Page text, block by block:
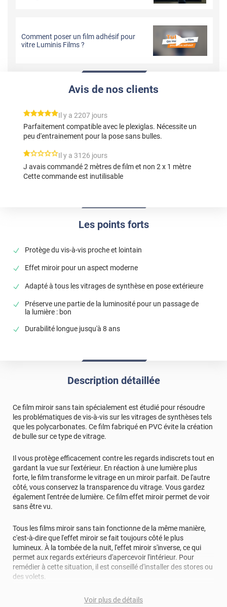
Comment poser un film adhésif pour
vitre Luminis Films ?
Les points forts
Protège du vis-à-vis proche et lointain
Effet miroir pour un aspect moderne
Adapté à tous les vitrages de synthèse en pose extérieure
Préserve une partie de la luminosité pour un passage de
la lumière : bon
Durabilité longue jusqu'à 8 ans
Avis de nos clients
*****
Il y a 2207 jours
Parfaitement compatible avec le plexiglas. Nécessite un
peu d'entrainement pour la pose sans bulles.
*****
Il y a 3126 jours
J avais commandé 2 mètres de film et non 2 x 1 mètre
Cette commande est inutilisable
Description détaillée
Ce film miroir sans tain spécialement est étudié pour résoudre
les problématiques de vis-à-vis sur les vitrages de synthèses tels
que les polycarbonates. Ce film fabriqué en PVC évite la création
de bulle sur ce type de vitrage.
Il vous protège efficacement contre les regards indiscrets tout en
gardant la vue sur l'extérieur. En réaction à une lumière plus
forte, le film transforme le vitrage en un miroir parfait. De l'autre
côté, vous conservez la transparence du vitrage. Vous gardez
également l'entrée de lumière. Ce film effet miroir permet de voir
sans être vu.
Tous les films miroir sans tain fonctionne de la même manière,
c'est-à-dire que l'effet miroir se fait toujours côté le plus
lumineux. À la tombée de la nuit, l'effet miroir s'inverse, ce qui
permet aux regards extérieurs d'apercevoir l'intérieur. Pour
remédier à cette situation, il est conseillé d'installer des stores ou
des volets.
Ce film adhésif apporte une touche moderne à vos vitrages.
Voir plus de détails